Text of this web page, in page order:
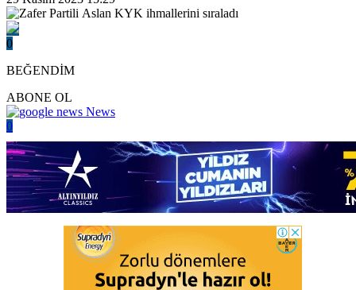
0
BEĞENDİM
ABONE OL
News
0